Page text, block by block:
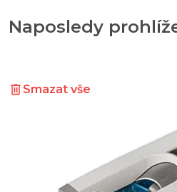
Naposledy
Smazat vše